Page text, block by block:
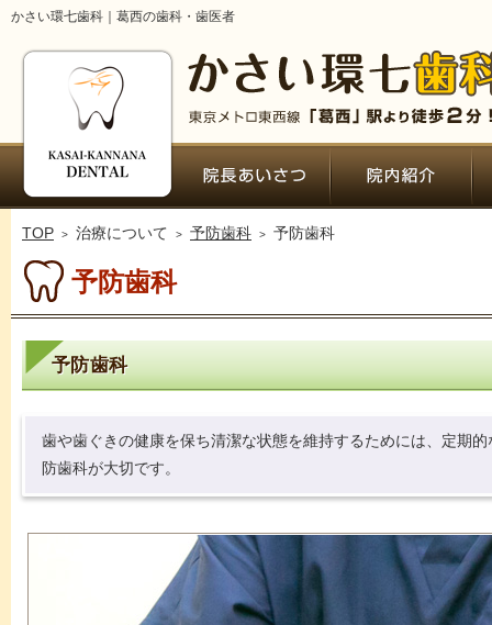
予防歯科
かさい環七歯科｜葛西の歯科・歯医者
予防歯科
歯や歯ぐきの健康を保ち清潔な状態を維持するためには、定期
防歯科が大切です。
ホーム 院長あいさつ・経歴 院
TOP 治療について 予防歯科 予防歯科